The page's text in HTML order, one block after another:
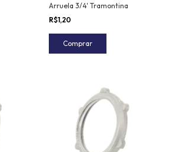
Arruela 3/4' Tramontina
R$1,20
Comprar